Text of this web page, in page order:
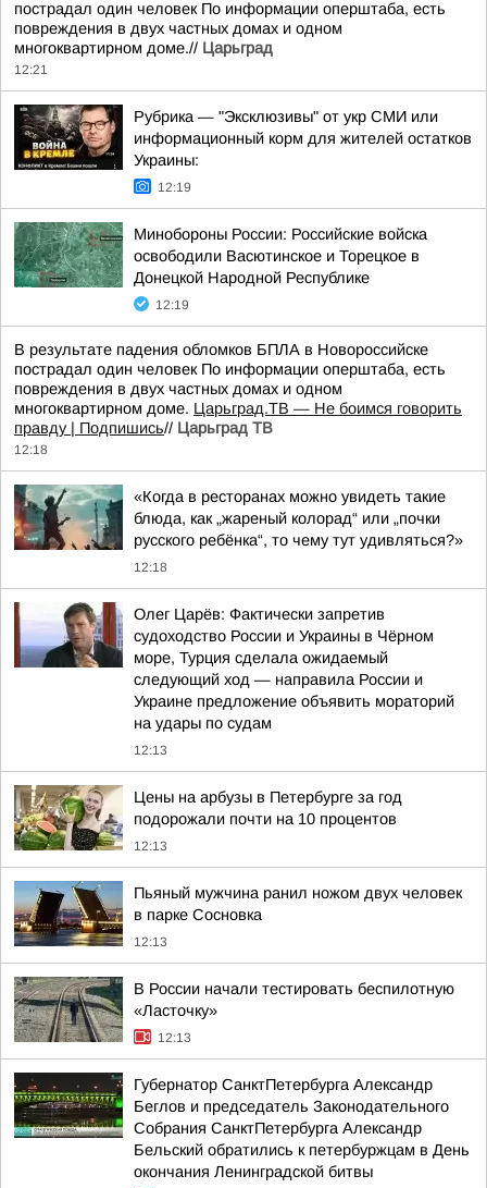
пострадал один человек По информации оперштаба, есть
повреждения в двух частных домах и одном
многоквартирном доме.// Царьград
12:21
Рубрика — "Эксклюзивы" от укр СМИ или
информационный корм для жителей остатков
Украины:
12:19
Минобороны России: Российские войска
освободили Васютинское и Торецкое в
Донецкой Народной Республике
12:19
В результате падения обломков БПЛА в Новороссийске
пострадал один человек По информации оперштаба, есть
повреждения в двух частных домах и одном
многоквартирном доме. Царьград.ТВ — Не боимся говорить
правду | Подпишись// Царьград ТВ
12:18
«Когда в ресторанах можно увидеть такие
блюда, как „жареный колорад“ или „почки
русского ребёнка“, то чему тут удивляться?»
12:18
Олег Царёв: Фактически запретив
судоходство России и Украины в Чёрном
море, Турция сделала ожидаемый
следующий ход — направила России и
Украине предложение объявить мораторий
на удары по судам
12:13
Цены на арбузы в Петербурге за год
подорожали почти на 10 процентов
12:13
Пьяный мужчина ранил ножом двух человек
в парке Сосновка
12:13
В России начали тестировать беспилотную
«Ласточку»
12:13
Губернатор СанктПетербурга Александр
Беглов и председатель Законодательного
Собрания СанктПетербурга Александр
Бельский обратились к петербуржцам в День
окончания Ленинградской битвы